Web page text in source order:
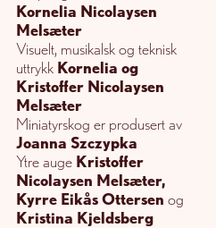
Kornelia Nicolaysen
Melsæter
Visuelt, musikalsk og teknisk
uttrykk Kornelia og
Kristoffer Nicolaysen
Melsæter
Miniatyrskog er produsert av
Joanna Szczypka
Ytre auge Kristoffer
Nicolaysen Melsæter,
Kyrre Eikås Ottersen og
Kristina Kjeldsberg